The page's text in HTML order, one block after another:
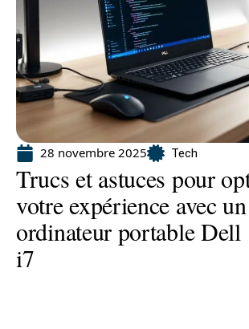
28 novembre 2025 Tech
Trucs et astuces pour
votre expérience avec un
ordinateur portable Dell
i7